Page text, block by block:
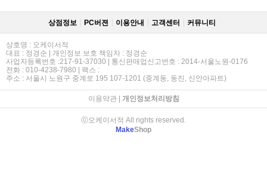
상점정보 PC버젼 이용안내 고객센터 커뮤니티
상호명 : 오케이서적
대표 : 정경순 | 개인정보 보호 책임자 : 정경순
사업자등록번호 :217-91-37030 | 통신판매업신고번호 : 2014-서울노원-0176
전화 : 010-4238-7980 | 팩스 :
주소 : 서울시 노원구 중계로 195 107-1201 (중계동, 동진, 신안아파트)
이용약관| 개인정보처리방침
ⓒ오케이서적 All rights reserved.
MakeShop